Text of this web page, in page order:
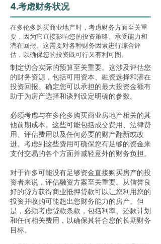
4.考虑财务状况
在多伦多购买商业地产时，考虑财务方面至关重
要，因为它直接影响您的投资策略、承受能力和
潜在回报。这需要对各种财务因素进行综合评
估，以确保您的投资既可行又有利可图。
制定切合实际的预算至关重要。这涉及评估您
的财务资源，包括可用资本、融资选择和潜在
投资回报。确定您可以承担的最大投资金额有
助于为房产选择和谈判设定明确的参数。
必须考虑与在多伦多购买商业房地产相关的其
他前期成本。这些可能包括成交费用、法律费
用、评估费用以及任何必要的财产翻新或改
进。考虑到这些费用可确保您有足够的资金来
支付交易的各个方面并减轻意外的财务负担。
对于许多可能没有足够资金直接购买房产的投
资者来说，评估融资方案至关重要。从信誉良
好的贷方获得商业抵押贷款可以让您利用您的
投资并收购可能超出您财务能力的房产。但
是，必须考虑贷款条款，包括利率、还款计划
和任何相关费用，以确保其符合您的长期财务
目标。